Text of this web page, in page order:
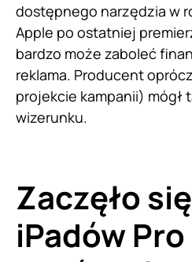
dostępnego narzędzia w
Apple po ostatniej
bardzo może zaboleć
reklama. Producent
projekcie kampanii) mógł
wizerunku.
Zaczęło
iPadów Pro